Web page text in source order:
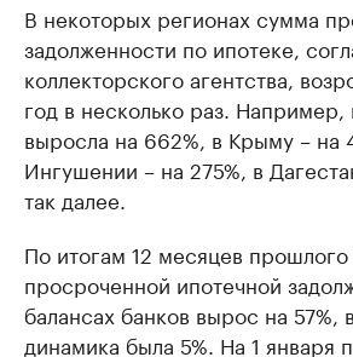
В некоторых регионах сумма
задолженности по ипотеке,
коллекторского агентства,
год в несколько раз. Например,
выросла на 662%, в Крыму – на
Ингушении – на 275%, в
так далее.
По итогам 12 месяцев
просроченной ипотечной
балансах банков вырос на 57%,
динамика была 5%. На 1 января